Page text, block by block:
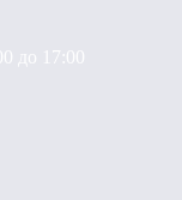
до 17:00